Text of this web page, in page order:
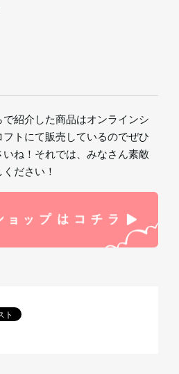
紹介した商品はオンラインシ
トにて販売しているのでぜひ
ね！それでは、みなさん素敵
ださい！